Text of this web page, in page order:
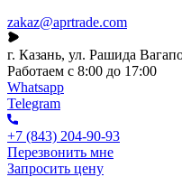
zakaz@aprtrade.com
г. Казань, ул. Рашида
Работаем с 8:00 до 17:00
Whatsapp
Telegram
+7 (843) 204-90-93
Перезвонить мне
Запросить цену